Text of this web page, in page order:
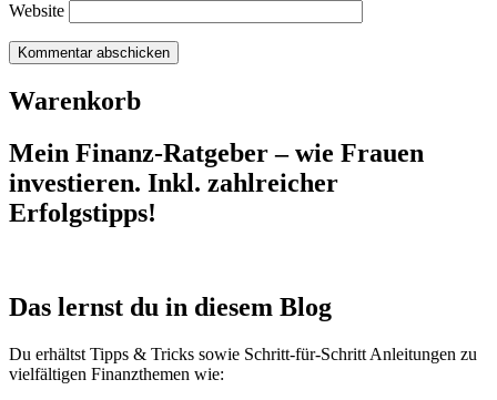
Website
Warenkorb
Mein Finanz-Ratgeber – wie Frauen
investieren. Inkl. zahlreicher
Erfolgstipps!
Das lernst du in diesem Blog
Du erhältst Tipps & Tricks sowie Schritt-für-Schritt Anleitungen zu
vielfältigen Finanzthemen wie: